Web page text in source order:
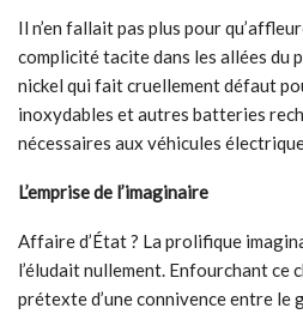
Il n’en fallait pas plus pour
complicité tacite dans les allées du
nickel qui fait cruellement défaut
inoxydables et autres batteries
nécessaires aux véhicules
L’emprise de l’imaginaire
Affaire d’État ? La prolifique
l’éludait nullement. Enfourchant ce
prétexte d’une connivence entre le